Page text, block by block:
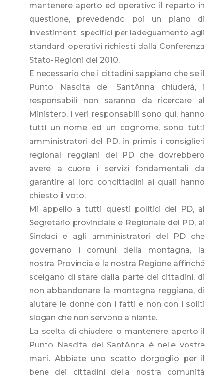
mantenere aperto ed operativo il reparto in
questione, prevedendo poi un piano di
investimenti specifici per ladeguamento agli
standard operativi richiesti dalla Conferenza
Stato-Regioni del 2010.
E necessario che i cittadini sappiano che se il
Punto Nascita del SantAnna chiuderà, i
responsabili non saranno da ricercare al
Ministero, i veri responsabili sono qui, hanno
tutti un nome ed un cognome, sono tutti
amministratori del PD, in primis i consiglieri
regionali reggiani del PD che dovrebbero
avere a cuore i servizi fondamentali da
garantire ai loro concittadini ai quali hanno
chiesto il voto.
Mi appello a tutti questi politici del PD, al
Segretario provinciale e Regionale del PD, ai
Sindaci e agli amministratori del PD che
governano i comuni della montagna, la
nostra Provincia e la nostra Regione affinché
scelgano di stare dalla parte dei cittadini, di
non abbandonare la montagna reggiana, di
aiutare le donne con i fatti e non con i soliti
slogan che non servono a niente.
La scelta di chiudere o mantenere aperto il
Punto Nascita del SantAnna è nelle vostre
mani. Abbiate uno scatto dorgoglio per il
bene dei cittadini della nostra comunità